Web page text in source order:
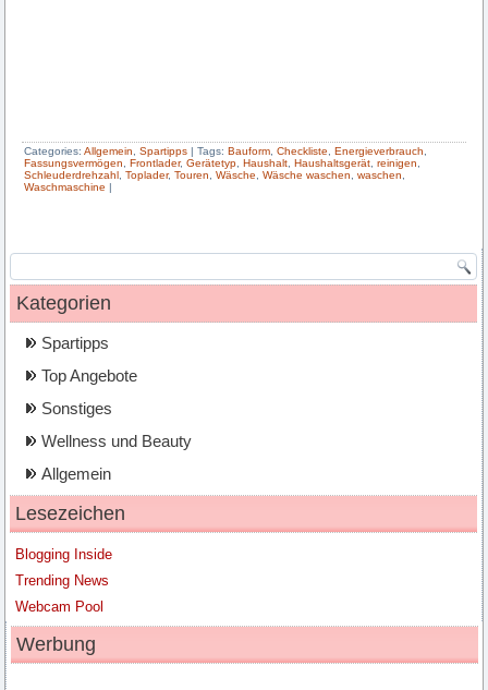
Categories:Allgemein,Spartipps |Tags: Bauform,Checkliste, Energieverbrauch,
Fassungsvermögen, Frontlader,Gerätetyp, Haushalt, Haushaltsgerät,reinigen,
Schleuderdrehzahl ,Toplader,Touren,Wäsche,Wäsche waschen,waschen,
Waschmaschine
Kategorien
Spartipps
Top Angebote
Sonstiges
Wellness und Beauty
Allgemein
Lesezeichen
Blogging Inside
Trending News
Webcam Pool
Werbung